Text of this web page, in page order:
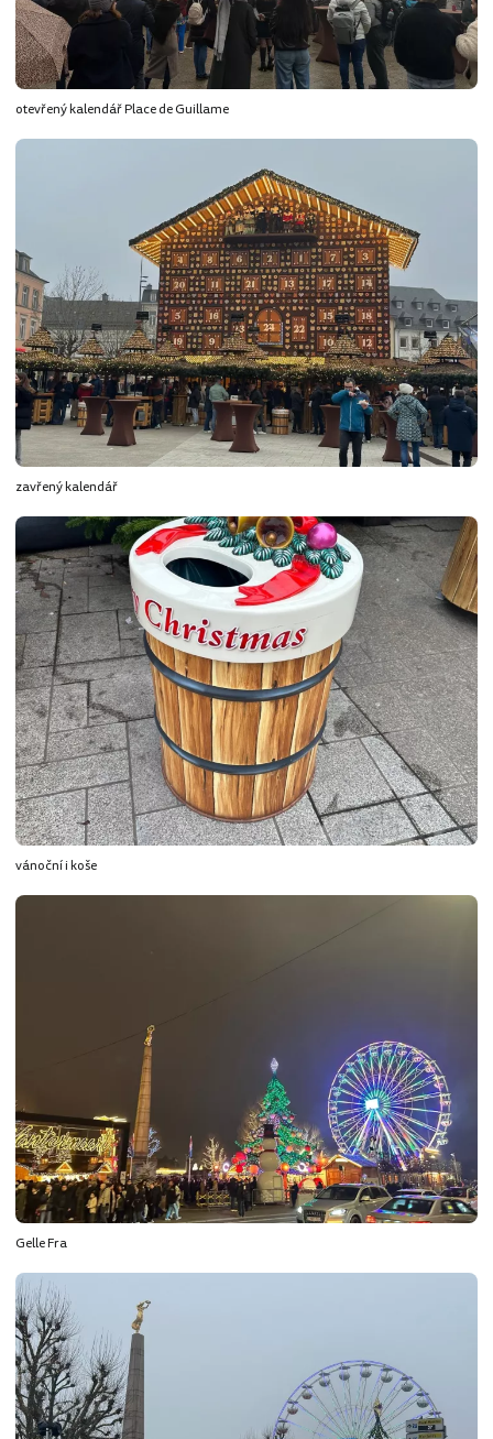
otevřený kalendář Place de Guillame
zavřený kalendář
vánoční i koše
Gelle Fra